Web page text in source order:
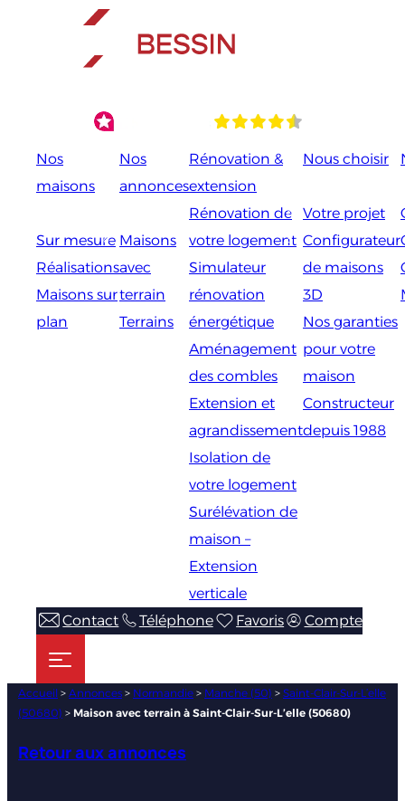
Nos
maisons
Sur mesure
Réalisations
Maisons sur
plan
Nos
annonces
Maisons
avec
terrain
Terrains
Rénovation &
extension
Rénovation de
votre logement
Simulateur
rénovation
énergétique
Aménagement
des combles
Extension et
agrandissement
Isolation de
votre logement
Surélévation de
maison –
Extension
verticale
Nous choisir
Votre projet
Configurateur
de maisons
3D
Nos garanties
pour votre
maison
Constructeur
depuis 1988
Contact Téléphone Favoris Compte
Accueil > Annonces > Normandie > Manche (50) > Saint-Clair-Sur-L’elle
(50680) > Maison avec terrain à Saint-Clair-Sur-L’elle (50680)
Retour aux annonces